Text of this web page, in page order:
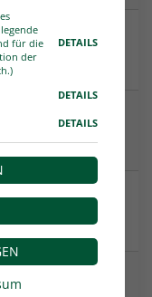
Junioren
beim
2026/27
für die
der
DETAILS
DETAILS
DETAILS